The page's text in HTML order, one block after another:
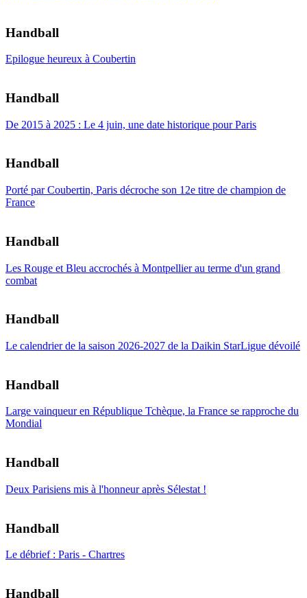
Handball
Epilogue heureux à Coubertin
Handball
De 2015 à 2025 : Le 4 juin, une date historique pour Paris
Handball
Porté par Coubertin, Paris décroche son 12e titre de champion de
France
Handball
Les Rouge et Bleu accrochés à Montpellier au terme d'un grand
combat
Handball
Le calendrier de la saison 2026-2027 de la Daikin StarLigue dévoilé
Handball
Large vainqueur en République Tchèque, la France se rapproche du
Mondial
Handball
Deux Parisiens mis à l'honneur après Sélestat !
Handball
Le débrief : Paris - Chartres
Handball